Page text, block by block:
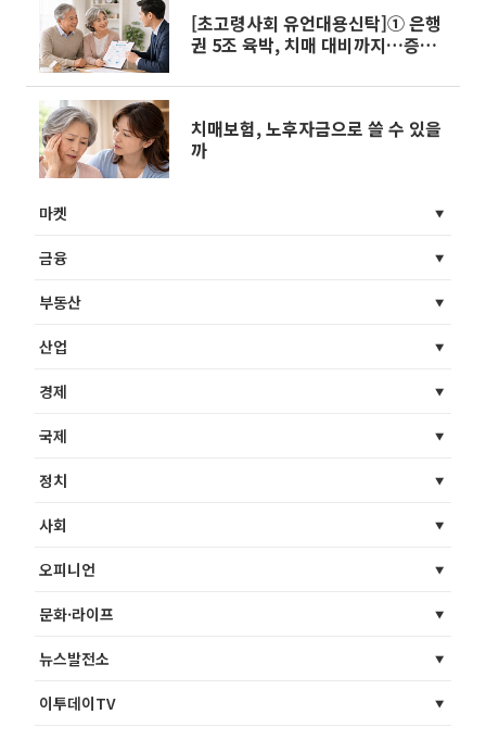
[초고령사회 유언대용신탁]① 은행
권 5조 육박, 치매 대비까지…증권
치매보험, 노후자금으로 쓸 수 있을
까
마켓
금융
부동산
산업
경제
국제
정치
사회
오피니언
문화·라이프
뉴스발전소
이투데이TV